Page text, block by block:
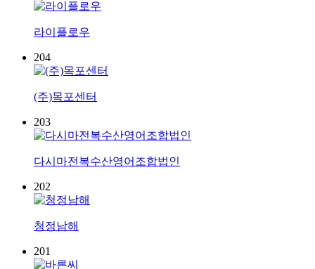
라이플로우
204
(주)목포센터
203
다시마전복수산영어조합법인
202
청정남해
201